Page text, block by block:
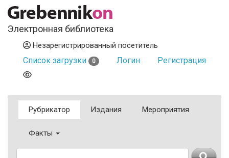
Электронная библиотека
Незарегистрированный посетитель
Список загрузки 0 Логин Регистрация
Рубрикатор Издания Мероприятия
Факты